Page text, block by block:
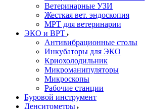
Ветеринарные УЗИ
Жесткая вет. эндоскопия
МРТ для ветеринарии
ЭКО и ВРТ
Антивибрационные столы
Инкубаторы для ЭКО
Криохолодильник
Микроманипуляторы
Микроскопы
Рабочие станции
Буровой инструмент
Денситометры